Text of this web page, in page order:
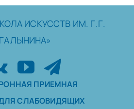
ИСКУССТВ ИМ. Г.Г.
ГАЛЫНИНА»
ПРИЕМНАЯ
СЛАБОВИДЯЩИХ